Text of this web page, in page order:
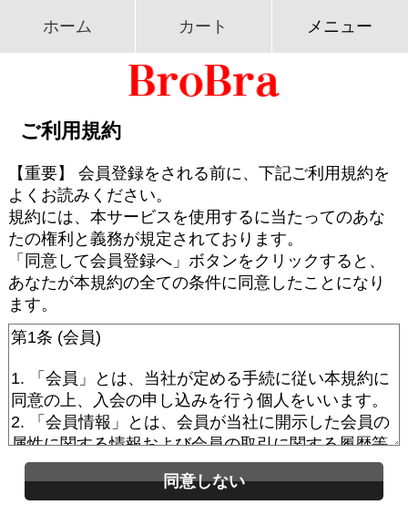
ホーム カート メニュー
ご利用規約
【重要】 会員登録をされる前に、下記ご利用規約を
よくお読みください。
規約には、本サービスを使用するに当たってのあな
たの権利と義務が規定されております。
「同意して会員登録へ」ボタンをクリックすると、
あなたが本規約の全ての条件に同意したことになり
ます。
同意しない